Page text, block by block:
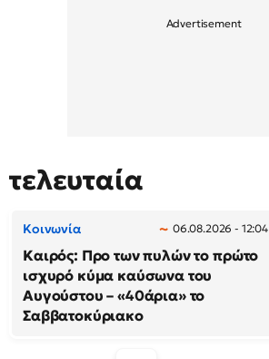
τελευταία
Κοινωνία 06.08.2026 - 12:04
Καιρός: Προ των πυλών το πρώτο
ισχυρό κύμα καύσωνα του
Αυγούστου – «40άρια» το
Σαββατοκύριακο